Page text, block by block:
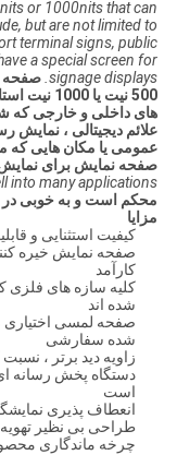
or 1000nits that can
but are not limited to
terminal signs, public
a special screen for
signage displays.
500 نیت
های داخلی و خارجی که
علائم دیجیتالی ، نمایش
عمومی یا مکان هایی که
صفحه نمایش برای
into many applications.
محکم است و به خوبی در
مزایا
کیفیت استثنایی و
کارآمد
کلیه سازه های
شده اند
صفحه لمسی اختیاری
شده سفارشی
زاویه دید برتر ،
دستگاه پخش رسانه
است
انعطاف پذیری
طراحی بی نظیر
چرخه ماندگاری